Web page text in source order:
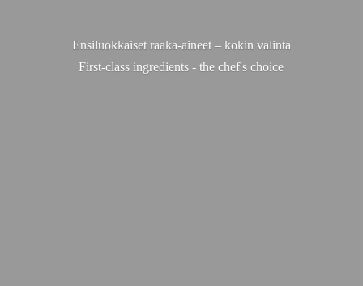
Ensiluokkaiset raaka-aineet – kokin valinta
First-class ingredients - the chef's choice